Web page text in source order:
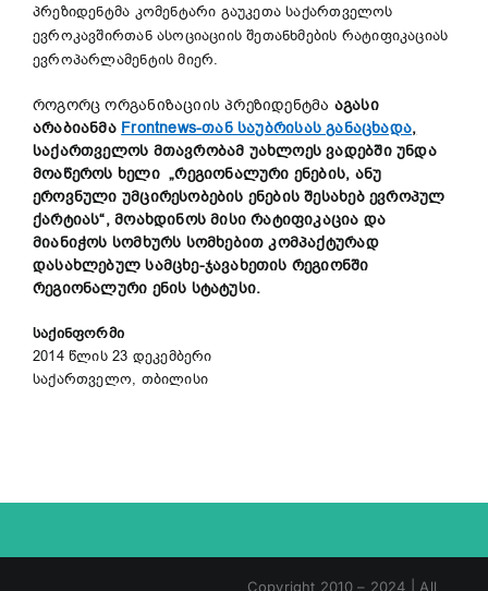
პრეზიდენტმა კომენტარი გაუკეთა საქართველოს
ევროკავშირთან ასოციაციის შეთანხმების რატიფიკაციას
ევროპარლამენტის მიერ.
როგორც ორგანიზაციის პრეზიდენტმა აგასი
არაბიანმა Frontnews-თან საუბრისას განაცხადა,
საქართველოს მთავრობამ უახლოეს ვადებში უნდა
მოაწეროს ხელი „რეგიონალური ენების, ანუ
ეროვნული უმცირესობების ენების შესახებ ევროპულ
ქარტიას“, მოახდინოს მისი რატიფიკაცია და
მიანიჭოს სომხურს სომხებით კომპაქტურად
დასახლებულ სამცხე-ჯავახეთის რეგიონში
რეგიონალური ენის სტატუსი.
საქინფორმი
2014 წლის 23 დეკემბერი
საქართველო, თბილისი
Copyright 2010 – 2024 | All